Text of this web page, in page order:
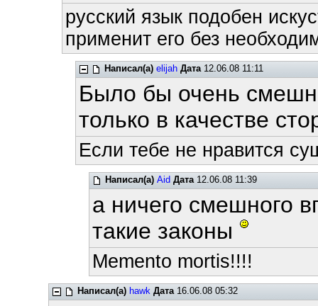
русский язык подобен
применит его без
Написал(а) elijah Дата12.06.08 11:11
Было бы очень
только в качестве
Если тебе не нравится
Написал(а) Aid Дата12.06.08 11:39
а ничего смешного
такие законы
Memento mortis!!!!
Написал(а) hawk Дата16.06.08 05:32